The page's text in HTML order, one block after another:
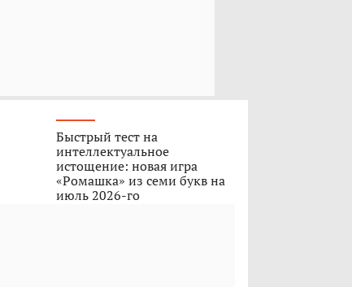
Быстрый тест на
интеллектуальное
истощение: новая игра
«Ромашка» из семи букв на
июль 2026-го